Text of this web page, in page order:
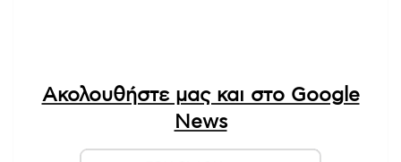
Ακολουθήστε μας και στο Google
News